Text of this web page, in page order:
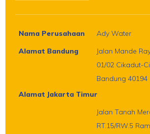
Nama Perusahaan
Ady Water
Alamat Bandung
Jalan Mande
01/02 Cikadut-
Bandung 40194
Alamat Jakarta Timur
Jalan Tanah
RT.15/RW.5